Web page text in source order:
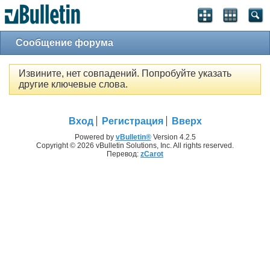
Сообщение форума
Извините, нет совпадений. Попробуйте указать
другие ключевые слова.
Вход Регистрация Вверх
Powered by vBulletin®Version 4.2.5
Copyright © 2026 vBulletin Solutions, Inc. All rights reserved.
Перевод: zCarot